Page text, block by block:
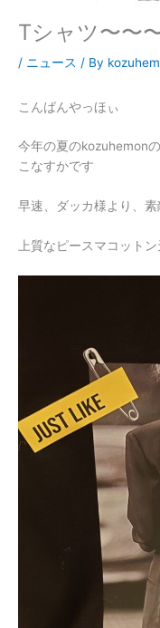
Tシャツ〜〜
/ ニュース / By
こんばんやっほぃ
今年の夏のkozuhemon
こなすかです
早速、ダッカ様より、
上質なピースマコット